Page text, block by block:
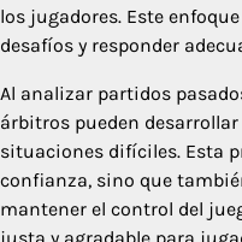
los jugadores. Este
desafíos y responder
Al analizar partidos
árbitros pueden
situaciones difíciles. Esta
confianza, sino que
mantener el control del